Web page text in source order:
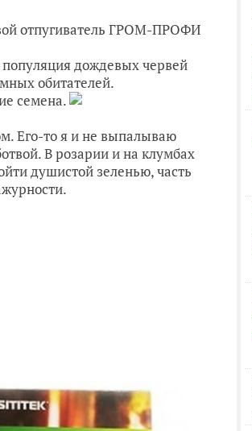
отпугиватель ГРОМ-ПРОФИ
дождевых червей
обитателей.
семена.
Его-то я и не выпалываю
В розарии и на клумбах
душистой зеленью, часть